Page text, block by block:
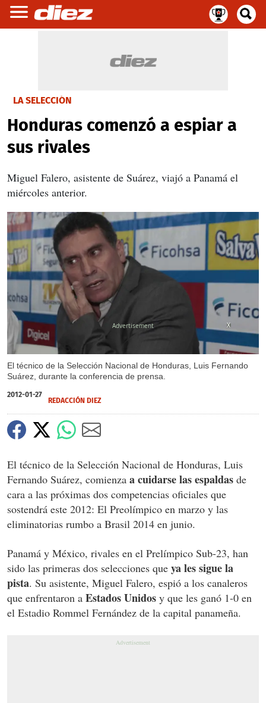
LA SELECCIÓN
Honduras comenzó a espiar a
sus rivales
Miguel Falero, asistente de Suárez, viajó a Panamá el
miércoles anterior.
El técnico de la Selección Nacional de Honduras, Luis Fernando
Suárez, durante la conferencia de prensa.
X
2012-01-27
REDACCIÓN DIEZ
El técnico de la Selección Nacional de Honduras, Luis
Fernando Suárez, comienza a cuidarse las espaldas de
cara a las próximas dos competencias oficiales que
sostendrá este 2012: El Preolímpico en marzo y las
eliminatorias rumbo a Brasil 2014 en junio.
Panamá y México, rivales en el Prelímpico Sub-23, han
sido las primeras dos selecciones que ya les sigue la
pista. Su asistente, Miguel Falero, espió a los canaleros
que enfrentaron a Estados Unidos y que les ganó 1-0 en
el Estadio Rommel Fernández de la capital panameña.